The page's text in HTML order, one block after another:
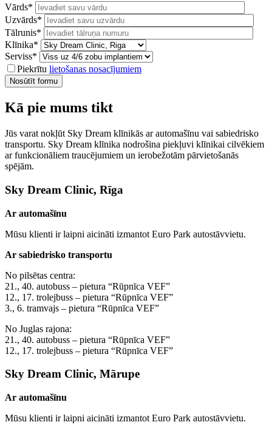
Vārds*
Uzvārds*
Tālrunis*
Klīnika*
Serviss*
Piekrītu lietošanas nosacījumiem
Nosūtīt formu
Kā pie mums tikt
Jūs varat nokļūt Sky Dream klīnikās ar automašīnu vai sabiedrisko
transportu. Sky Dream klīnika nodrošina piekļuvi klīnikai cilvēkiem
ar funkcionāliem traucējumiem un ierobežotām pārvietošanās
spējām.
Sky Dream Clinic, Rīga
Ar automašīnu
Mūsu klienti ir laipni aicināti izmantot Euro Park autostāvvietu.
Ar sabiedrisko transportu
No pilsētas centra:
21., 40. autobuss – pietura “Rūpnīca VEF”
12., 17. trolejbuss – pietura “Rūpnīca VEF”
3., 6. tramvajs – pietura “Rūpnīca VEF”
No Juglas rajona:
21., 40. autobuss – pietura “Rūpnīca VEF”
12., 17. trolejbuss – pietura “Rūpnīca VEF”
Sky Dream Clinic, Mārupe
Ar automašīnu
Mūsu klienti ir laipni aicināti izmantot Euro Park autostāvvietu.